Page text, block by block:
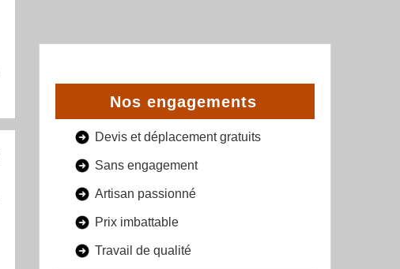
Nos engagements
Devis et déplacement gratuits
Sans engagement
Artisan passionné
Prix imbattable
Travail de qualité